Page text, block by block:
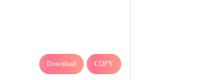
Download COPY